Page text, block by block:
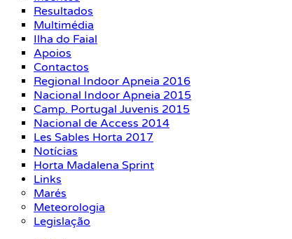
Resultados
Multimédia
Ilha do Faial
Apoios
Contactos
Regional Indoor Apneia 2016
Nacional Indoor Apneia 2015
Camp. Portugal Juvenis 2015
Nacional de Access 2014
Les Sables Horta 2017
Notícias
Horta Madalena Sprint
Links
Marés
Meteorologia
Legislação